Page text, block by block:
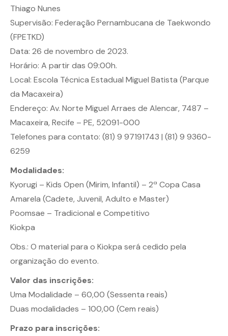
Thiago Nunes
Supervisão: Federação Pernambucana de Taekwondo
(FPETKD)
Data: 26 de novembro de 2023.
Horário: A partir das 09:00h.
Local: Escola Técnica Estadual Miguel Batista (Parque
da Macaxeira)
Endereço: Av. Norte Miguel Arraes de Alencar, 7487 –
Macaxeira, Recife – PE, 52091-000
Telefones para contato: (81) 9 97191743 | (81) 9 9360-
6259
Modalidades:
Kyorugi – Kids Open (Mirim, Infantil) – 2ª Copa Casa
Amarela (Cadete, Juvenil, Adulto e Master)
Poomsae – Tradicional e Competitivo
Kiokpa
Obs.: O material para o Kiokpa será cedido pela
organização do evento.
Valor das inscrições:
Uma Modalidade – 60,00 (Sessenta reais)
Duas modalidades – 100,00 (Cem reais)
Prazo para inscrições: